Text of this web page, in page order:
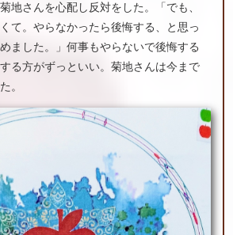
地さんを心配し反対をした。「でも、
て。やらなかったら後悔する、と思っ
ました。」何事もやらないで後悔する
る方がずっといい。菊地さんは今まで
。